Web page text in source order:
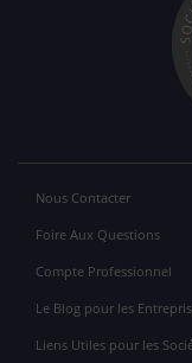
Nous Contacter
Foire Aux Questions
Compte Professionnel
Le Blog pour les
Liens Utiles pour les